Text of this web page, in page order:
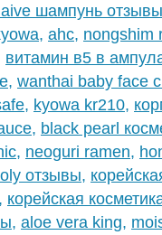
шампунь отзывы
, ahc, nongshim
витамин в5 в
, wanthai baby face
, kyowa kr210,
, black pearl
, neoguri ramen,
отзывы,
, корейская
, aloe vera king,